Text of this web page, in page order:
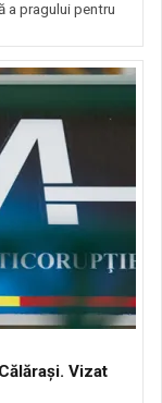
a pragului pentru
Vizat